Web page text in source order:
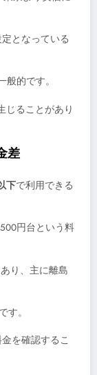
となっている
般的です。
じることがあり
差
下で利用できる
円台という料
り、主に離島
す。
を確認するこ